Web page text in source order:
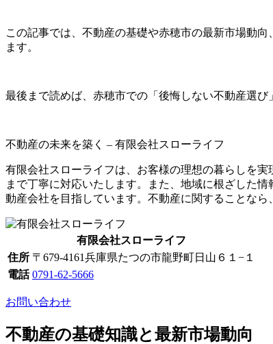
この記事では、不動産の基礎や赤穂市の最新市場動
ます。
最後まで読めば、赤穂市での「後悔しない不動産選び
不動産の未来を築く – 有限会社スローライフ
有限会社スローライフは、お客様の理想の暮らしを実
まで丁寧に対応いたします。また、地域に根ざした
動産会社を目指しています。不動産に関することなら
有限会社スローライフ
住所 〒679-4161兵庫県たつの市龍野町日山６１−１
電話 0791-62-5666
お問い合わせ
不動産の基礎知識と最新市場動向